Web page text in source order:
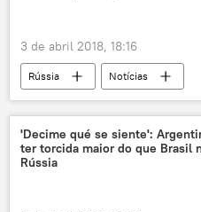
3 de abril 2018, 18:16
Rússia
Notícias
Envenenamento de ex-espião russo
Reino Unido
Salisbury
Vladimir Putin
Recep
'Decime qué se siente':
ter torcida maior do que Brasil
Rússia